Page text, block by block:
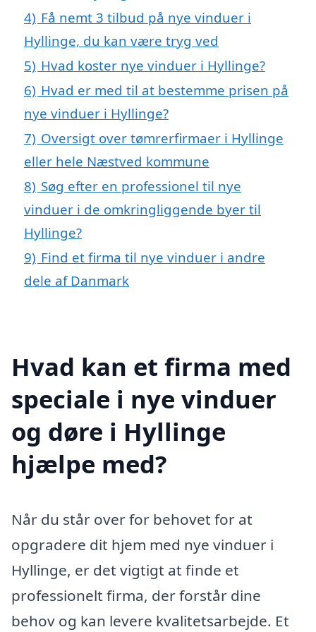
4) Få nemt 3 tilbud på nye vinduer i
Hyllinge, du kan være tryg ved
5) Hvad koster nye vinduer i Hyllinge?
6) Hvad er med til at bestemme prisen på
nye vinduer i Hyllinge?
7) Oversigt over tømrerfirmaer i Hyllinge
eller hele Næstved kommune
8) Søg efter en professionel til nye
vinduer i de omkringliggende byer til
Hyllinge?
9) Find et firma til nye vinduer i andre
dele af Danmark
Hvad kan et firma med
speciale i nye vinduer
og døre i Hyllinge
hjælpe med?
Når du står over for behovet for at
opgradere dit hjem med nye vinduer i
Hyllinge, er det vigtigt at finde et
professionelt firma, der forstår dine
behov og kan levere kvalitetsarbejde. Et